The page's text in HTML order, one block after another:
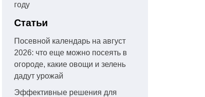
году
Статьи
Посевной календарь на август
2026: что еще можно посеять в
огороде, какие овощи и зелень
дадут урожай
Эффективные решения для